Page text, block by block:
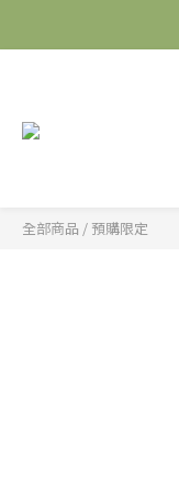
全部商品 / 預購限定